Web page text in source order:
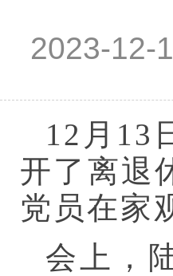
2023-12-
12月13
开了离退
党员在家
会上，